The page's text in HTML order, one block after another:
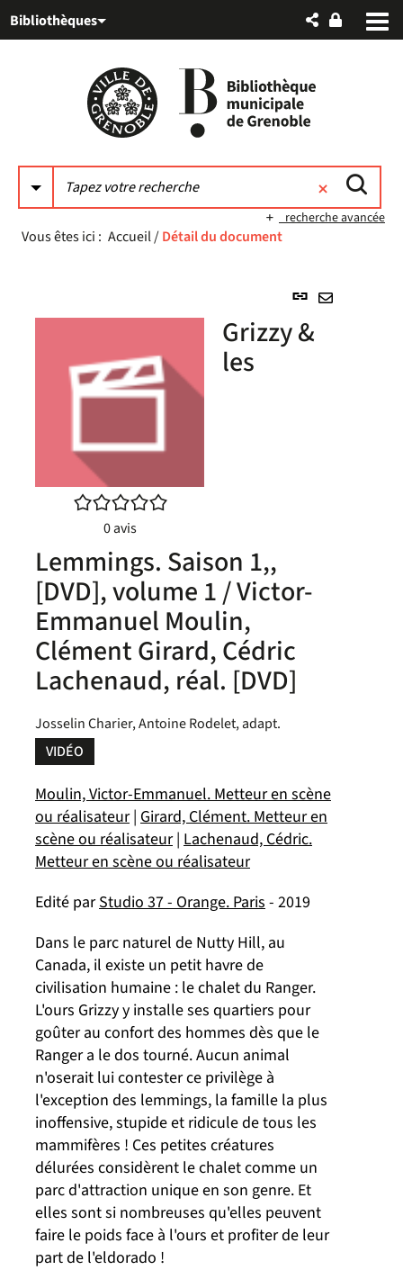
au
auBibliothèques
recherche avancée
Vous êtes ici : Accueil/Détail du document
Lien
/5
0avis
Grizzy &
les
Lemmings. Saison 1,,
[DVD], volume 1 / Victor-
Emmanuel Moulin,
Clément Girard, Cédric
Lachenaud, réal. [DVD]
Josselin Charier, Antoine Rodelet, adapt.
VIDÉO
Moulin, Victor-Emmanuel. Metteur en scène
ou réalisateur| Girard, Clément. Metteur en
scène ou réalisateur| Lachenaud, Cédric.
Metteur en scène ou réalisateur
Edité parStudio 37 - Orange. Paris- 2019
Dans le parc naturel de Nutty Hill, au
Canada, il existe un petit havre de
civilisation humaine : le chalet du Ranger.
L'ours Grizzy y installe ses quartiers pour
goûter au confort des hommes dès que le
Ranger a le dos tourné. Aucun animal
n'oserait lui contester ce privilège à
l'exception des lemmings, la famille la plus
inoffensive, stupide et ridicule de tous les
mammifères ! Ces petites créatures
délurées considèrent le chalet comme un
parc d'attraction unique en son genre. Et
elles sont si nombreuses qu'elles peuvent
faire le poids face à l'ours et profiter de leur
part de l'eldorado !